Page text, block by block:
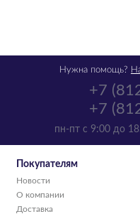
+7
+7
пн-пт с 9:00 до
Нужна помощь?
Покупателям
Новости
О компании
Доставка